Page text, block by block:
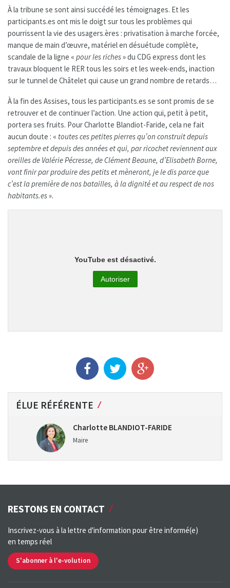
À la tribune se sont ainsi succédé les témoignages. Et les
participants.es ont mis le doigt sur tous les problèmes qui
pourrissent la vie des usagers.ères : privatisation à marche forcée,
manque de main d’œuvre, matériel en désuétude complète,
scandale de la ligne « pour les riches» du CDG express dont les
travaux bloquent le RER tous les soirs et les week-ends, inaction
sur le tunnel de Châtelet qui cause un grand nombre de retards…
À la fin des Assises, tous les participants.es se sont promis de se
retrouver et de continuer l’action. Une action qui, petit à petit,
portera ses fruits. Pour Charlotte Blandiot-Faride, cela ne fait
aucun doute : « toutes ces petites pierres qu’on construit depuis
septembre et depuis des années et qui, par ricochet reviennent aux
oreilles de Valérie Pécresse, de Clément Beaune, d’Elisabeth Borne,
vont finir par produire des petits et mèneront, je le dis parce que
c’est la première de nos batailles, à la dignité et au respect de nos
habitants.es».
YouTube est désactivé.
Autoriser
ÉLUE RÉFÉRENTE
Charlotte BLANDIOT-FARIDE
Maire
RESTONS EN CONTACT
Inscrivez-vous à la lettre d'information pour être informé(e)
en temps réel
S'abonner à l'e-volution